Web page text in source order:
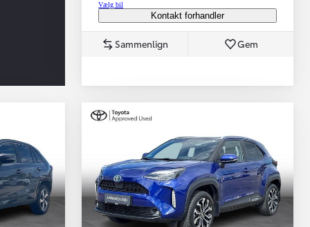
Vælg bil
Kontakt forhandler
Sammenlign Gem